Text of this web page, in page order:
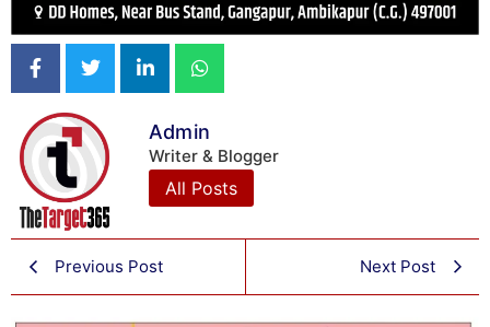
Admin
Writer & Blogger
All Posts
Previous Post Next Post